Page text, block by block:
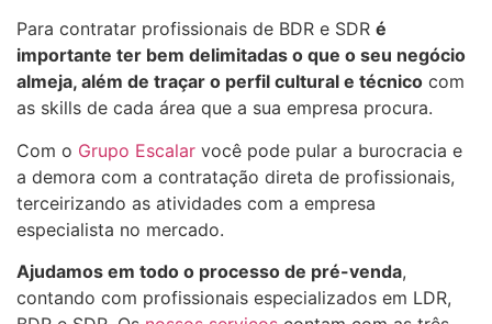
Para contratar profissionais de BDR e SDR é
importante ter bem delimitadas o que o seu negócio
almeja, além de traçar o perfil cultural e técnico com
as skills de cada área que a sua empresa procura.
Com o Grupo Escalar você pode pular a burocracia e
a demora com a contratação direta de profissionais,
terceirizando as atividades com a empresa
especialista no mercado.
Ajudamos em todo o processo de pré-venda,
contando com profissionais especializados em LDR,